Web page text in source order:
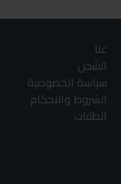
عنا
الشحن
سياسة الخصوصية
الشروط والاحكام
الطلبات